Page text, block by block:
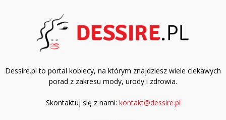
Dessire.pl to portal kobiecy, na którym znajdziesz wiele ciekawych
porad z zakresu mody, urody i zdrowia.
Skontaktuj się z nami: kontakt@dessire.pl